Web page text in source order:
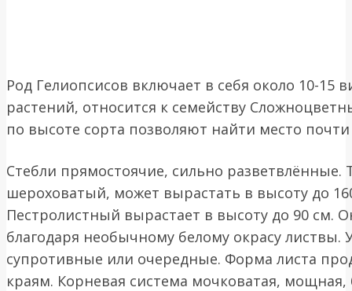
Род Гелиопсисов включает в себя около 10-15
растений, относится к семейству
по высоте сорта позволяют найти место
Стебли прямостоячие, сильно разветвлённые.
шероховатый, может вырастать в высоту до
Пестролистный вырастает в высоту до 90 см.
благодаря необычному белому окрасу листвы.
супротивные или очередные. Форма листа
краям. Корневая система мочковатая, мощная,